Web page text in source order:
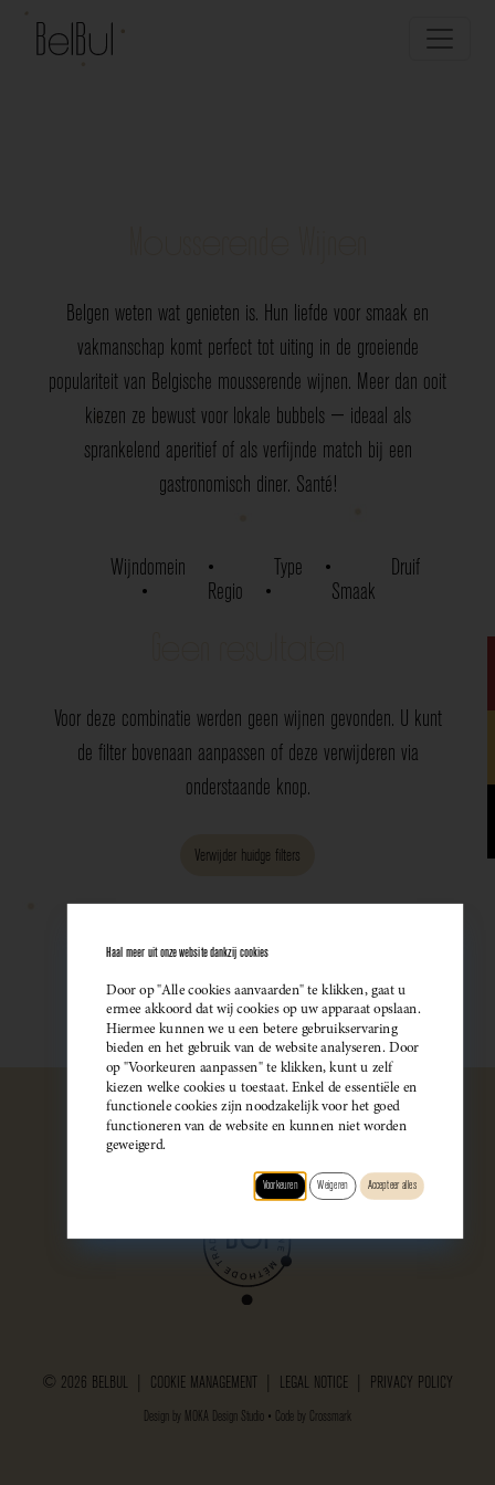
Belgen weten wat genieten is. Hun liefde voor smaak en
vakmanschap komt perfect tot uiting in de groeiende
populariteit van Belgische mousserende wijnen. Meer dan ooit
kiezen ze bewust voor lokale bubbels — ideaal als
sprankelend aperitief of als verfijnde match bij een
gastronomisch diner. Santé!
Wijndomein Type
Druif
Regio
Smaak
Voor deze combinatie werden geen wijnen gevonden. U kunt
de filter bovenaan aanpassen of deze verwijderen via
onderstaande knop.
Verwijder huidge filters
© 2026 BELBUL | COOKIE MANAGEMENT LEGAL NOTICE PRIVACY POLICY
Design by MOKA Design Studio • Code by Crossmark
Haal meer uit onze website dankzij cookies
Door op "Alle cookies aanvaarden" te klikken, gaat u
ermee akkoord dat wij cookies op uw apparaat opslaan.
Hiermee kunnen we u een betere gebruikservaring
bieden en het gebruik van de website analyseren. Door
op "Voorkeuren aanpassen" te klikken, kunt u zelf
kiezen welke cookies u toestaat. Enkel de essentiële en
functionele cookies zijn noodzakelijk voor het goed
functioneren van de website en kunnen niet worden
geweigerd.
Voorkeuren Weigeren Accepteer alles